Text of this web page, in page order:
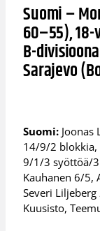
Suomi –
60–55),
B-
Sarajevo
Suomi: Joonas
14/9/2 blokkia,
9/1/3 syöttöä/
Kauhanen 6/5,
Severi
Kuusisto,